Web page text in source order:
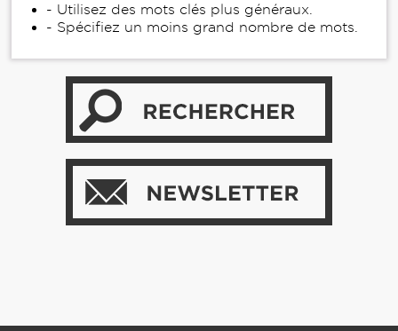
- Utilisez des mots clés plus généraux.
- Spécifiez un moins grand nombre de mots.